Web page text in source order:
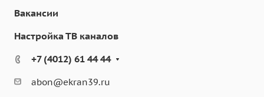
Вакансии
Настройка ТВ каналов
+7 (4012) 61 44 44
abon@ekran39.ru